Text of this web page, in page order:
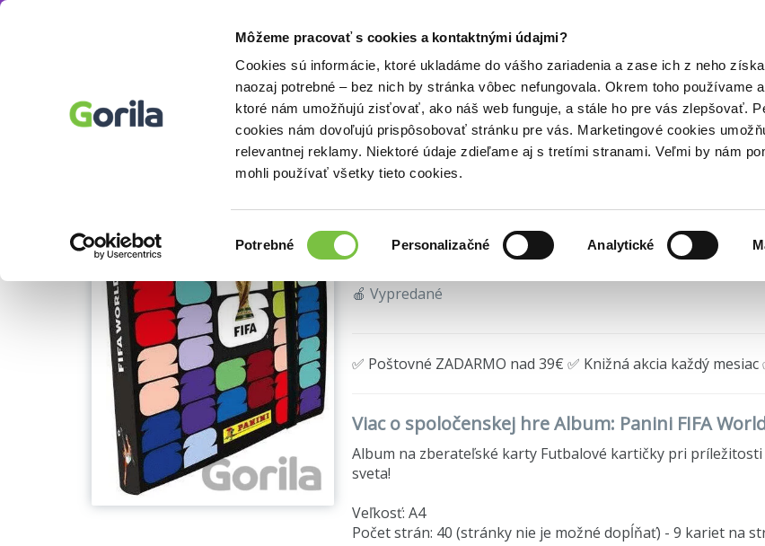
Môžeme pracovať s cookies a kontaktnými údajmi?
Cookies sú informácie, ktoré ukladáme do vášho zariadenia a zase ich z neho
naozaj potrebné – bez nich by stránka vôbec nefungovala. Okrem toho používame
ktoré nám umožňujú zisťovať, ako náš web funguje, a stále ho pre vás zlepšovať.
cookies nám dovoľujú prispôsobovať stránku pre vás. Marketingové cookies
relevantnej reklamy. Niektoré údaje zdieľame aj s tretími stranami. Veľmi by nám
mohli používať všetky tieto cookies.
súhlasu
Potrebné Personalizačné Analytické
Doplnky
Spoločenské hry Rodinné hry Karty Album: Panini FIFA...
Album: Panini FIFA
Binder DELUXE
Panini Group(2026) • EdíciaPanini FIFA World Cup 2026
🍎 Vypredané
✅ Poštovné ZADARMO nad 39€ ✅ Knižná akcia každý
Viac o spoločenskej hre Album: Panini FIFA
Album na zberateľské karty Futbalové kartičky pri
sveta!
Veľkosť: A4
Počet strán: 40 (stránky nie je možné dopĺňať) - 9 kariet na